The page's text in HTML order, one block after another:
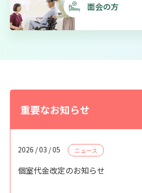
面会の方
重要なお知らせ
2026 / 03 / 05 ニュース
個室代金改定のお知らせ